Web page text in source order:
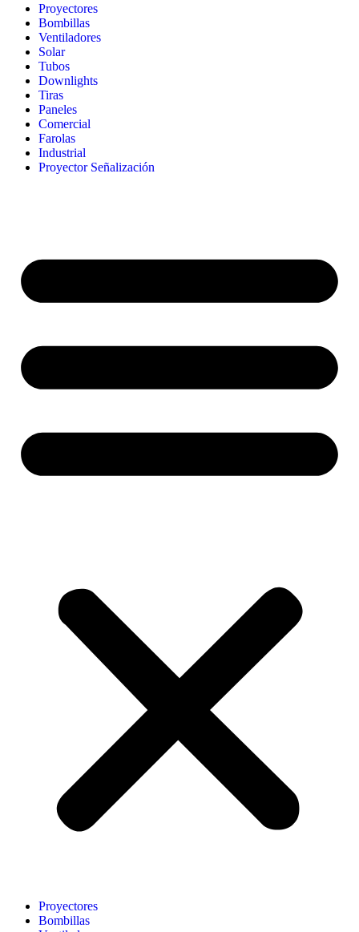
Proyectores
Bombillas
Ventiladores
Solar
Tubos
Downlights
Tiras
Paneles
Comercial
Farolas
Industrial
Proyector Señalización
Proyectores
Bombillas